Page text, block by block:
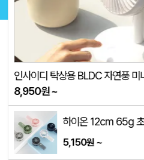
8,950원~
5,150원~